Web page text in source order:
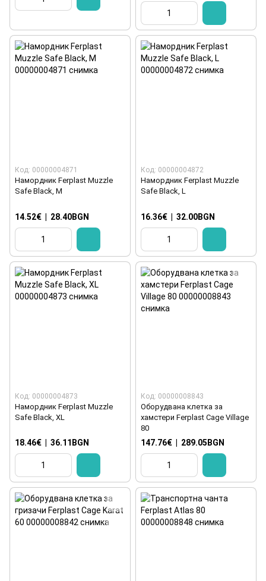
Код: 00000004871
Намордник Ferplast Muzzle
Safe Black, M
14.52€ | 28.40BGN
Код: 00000004872
Намордник Ferplast Muzzle
Safe Black, L
16.36€ | 32.00BGN
Код: 00000004873
Намордник Ferplast Muzzle
Safe Black, XL
18.46€ 36.11BGN
Код: 00000008843
Оборудвана клетка за
хамстери Ferplast Cage Village
80
147.76€ 289.05BGN